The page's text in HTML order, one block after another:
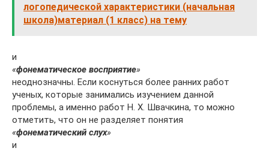
логопедической характеристики (начальная
школа)материал (1 класс) на тему
и
«фонематическое восприятие»
неоднозначны. Если коснуться более ранних работ
ученых, которые занимались изучением данной
проблемы, а именно работ Н. Х. Швачкина, то можно
отметить, что он не разделяет понятия
«фонематический слух»
и